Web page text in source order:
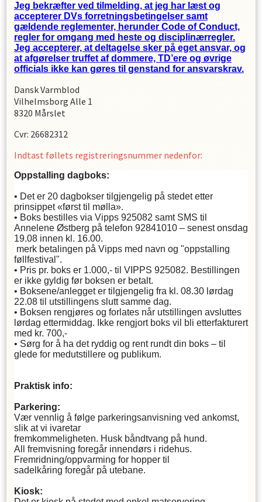
Jeg bekræfter ved tilmelding, at jeg har læst og
accepterer DVs forretningsbetingelser samt
gældende reglementer, herunder Code of Conduct,
regler for omgang med heste og disciplinærregler.
Jeg accepterer, at deltagelse sker på eget ansvar, og
at afgørelser truffet af dommere, TD’ere og øvrige
officials ikke kan gøres til genstand for ansvarskrav.
Dansk Varmblod
Vilhelmsborg Alle 1
8320 Mårslet
Cvr: 26682312
Indtast føllets registreringsnummer nedenfor:
Oppstalling dagboks:
• Det er 20 dagbokser tilgjengelig på stedet etter
prinsippet «først til mølla».
• Boks bestilles via Vipps 925082 samt SMS til
Annelene Østberg på telefon 92841010 – senest onsdag
19.08 innen kl. 16.00.
merk betalingen på Vipps med navn og "oppstalling
føllfestival".
• Pris pr. boks er 1.000,- til VIPPS 925082. Bestillingen
er ikke gyldig før boksen er betalt.
• Boksene/anlegget er tilgjengelig fra kl. 08.30 lørdag
22.08 til utstillingens slutt samme dag.
• Boksen rengjøres og forlates når utstillingen avsluttes
lørdag ettermiddag. Ikke rengjort boks vil bli etterfakturert
med kr. 700,-
• Sørg for å ha det ryddig og rent rundt din boks – til
glede for medutstillere og publikum.
Praktisk info:
Parkering:
Vær vennlig å følge parkeringsanvisning ved ankomst,
slik at vi ivaretar
fremkommeligheten. Husk båndtvang på hund.
All fremvisning foregår innendørs i ridehus.
Fremridning/oppvarming for hopper til
sadelkåring foregår på utebane.
Kiosk: